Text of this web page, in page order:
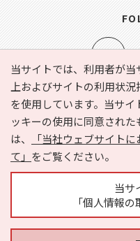
当サイトでは、利用者が
上およびサイトの利用状
を使用しています。当サ
ッキーの使用に同意され
は、
「当社ウェブサイト
て」 をご覧ください。
当サ
「個人情報
e-NAVITA（イーナビタ）と
利用規約
個人情報の
サイトマップ
広